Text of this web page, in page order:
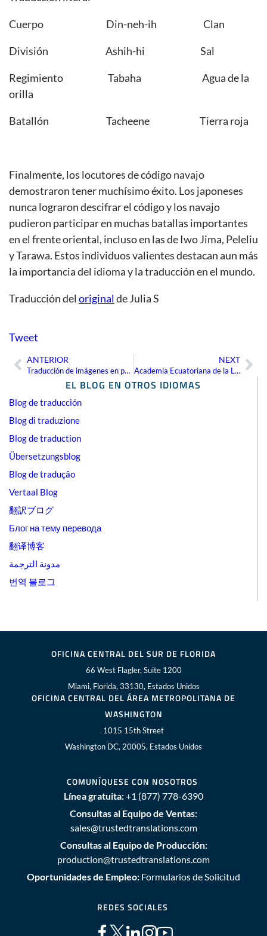
EL BLOG EN OTROS IDIOMAS
Blog de traducción
Blog di traduzione
Blog de traduction
Übersetzungsblog
Blog de tradução
Vertaal Blog
翻訳ブログ
Блог на тему перевода
翻译博客
مدونة الترجمة
번역 블로그
Cuerpo Din-neh-ih Clan
División Ashih-hi Sal
Regimiento Tabaha Agua de la
orilla
Batallón Tacheene Tierra roja
Finalmente, los locutores de código navajo
demostraron tener muchísimo éxito. Los japoneses
nunca lograron descifrar el código y los navajo
pudieron participar en muchas batallas importantes
en el frente oriental, incluso en las de Iwo Jima, Peleliu
y Tarawa. Estos individuos valientes destacan aun más
la importancia del idioma y la traducción en el mundo.
Traducción del originalde Julia S
Tweet
AntANTERIOR
Traducción de imágenes en páginas web
NEXT
Academia Ecuatoriana de la Lengua
OFICINA CENTRAL DEL SUR DE FLORIDA
66 West Flagler, Suite 1200
Miami, Florida, 33130, Estados Unidos
OFICINA CENTRAL DEL ÁREA METROPOLITANA DE
WASHINGTON
1015 15th Street
Washington DC, 20005, Estados Unidos
COMUNÍQUESE CON NOSOTROS
Línea gratuita:+1 (877) 778-6390
Consultas al Equipo de Ventas:
sales@trustedtranslations.com
Consultas al Equipo de Producción:
production@trustedtranslations.com
Oportunidades de Empleo: Formularios de Solicitud
REDES SOCIALES